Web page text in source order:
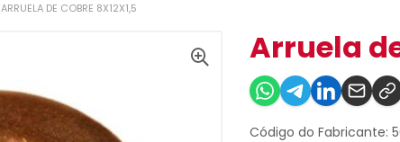
ARRUELA DE COBRE 8X12X1,5
Arruela
Código do Fabricante: